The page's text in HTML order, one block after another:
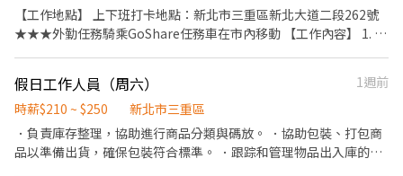
【工作地點】 上下班打卡地點：新北市三重區新北大道二段262號
★★★外勤任務騎乘GoShare任務車在市內移動 【工作內容】 1. 負
照且有智慧型手機網路* 【可單日排班】 ◇早班 08:00-16:30 時薪
205 ◇晚班 16:00-00:30 時薪220 ◇夜班 00:00-08:30 時薪235
假日工作人員（周六）
1週前
時薪$210 ~ $250
新北市三重區
．負責庫存整理，協助進行商品分類與碼放。 ．協助包裝、打包商
品以準備出貨，確保包裝符合標準。 ．跟踪和管理物品出入庫的紀